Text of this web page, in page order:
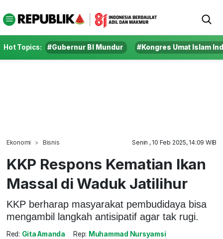
Hot Topics: #Gubernur BI Mundur #Kongres Umat Islam
Ekonomi Bisnis Senin , 10 Feb 2025, 14:09 WIB
KKP Respons Kematian Ikan
Massal di Waduk Jatilihur
KKP berharap masyarakat pembudidaya bisa
mengambil langkah antisipatif agar tak rugi.
Red: Gita Amanda Rep: Muhammad Nursyamsi